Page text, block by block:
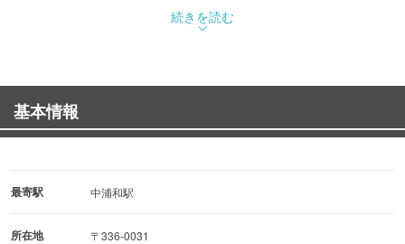
・ワークショップがないときには、「のら広場」でお子さ
まを遊ばせながら、ゆっくり安心してお食事をしていただ
・また、カラダにやさしい食材や手作りの雑貨なども販売
しています。
続きを読む
基本情報
最寄駅 中浦和駅
所在地
〒336-0031